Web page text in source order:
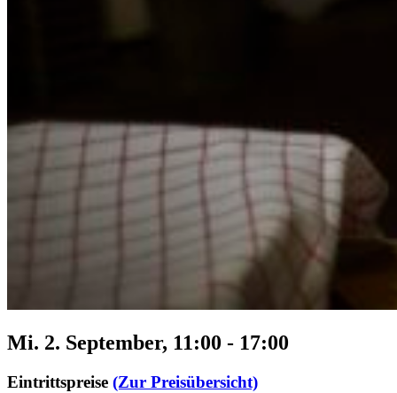
Mi. 2. September, 11:00 - 17:00
Eintrittspreise (Zur Preisübersicht)